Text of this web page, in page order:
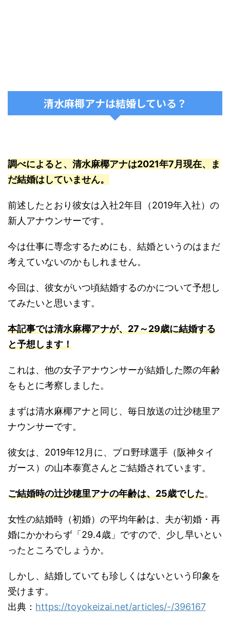
清水麻椰アナは結婚している？
調べによると、清水麻椰アナは2021年7月現在、ま
だ結婚はしていません。
前述したとおり彼女は入社2年目（2019年入社）の
新人アナウンサーです。
今は仕事に専念するためにも、結婚というのはまだ
考えていないのかもしれません。
今回は、彼女がいつ頃結婚するのかについて予想し
てみたいと思います。
本記事では清水麻椰アナが、27～29歳に結婚する
と予想します！
これは、他の女子アナウンサーが結婚した際の年齢
をもとに考察しました。
まずは清水麻椰アナと同じ、毎日放送の辻沙穂里ア
ナウンサーです。
彼女は、2019年12月に、プロ野球選手（阪神タイ
ガース）の山本泰寛さんとご結婚されています。
ご結婚時の辻沙穂里アナの年齢は、25歳でした。
女性の結婚時（初婚）の平均年齢は、夫が初婚・再
婚にかかわらず「29.4歳」ですので、少し早いとい
ったところでしょうか。
しかし、結婚していても珍しくはないという印象を
受けます。
出典： https://toyokeizai.net/articles/-/396167